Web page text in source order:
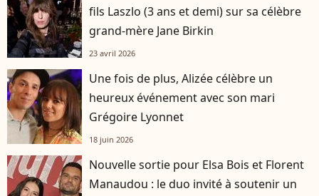
fils Laszlo (3 ans et demi) sur sa célèbre
grand-mère Jane Birkin
23 avril 2026
Une fois de plus, Alizée célèbre un
heureux événement avec son mari
Grégoire Lyonnet
18 juin 2026
Nouvelle sortie pour Elsa Bois et Florent
Manaudou : le duo invité à soutenir un